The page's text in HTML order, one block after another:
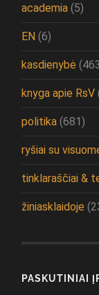
academia (5)
EN (6)
kasdienybė
knyga apie RsV
politika (681)
ryšiai su
tinklaraščiai &
žiniasklaidoje
PASKUTINIAI